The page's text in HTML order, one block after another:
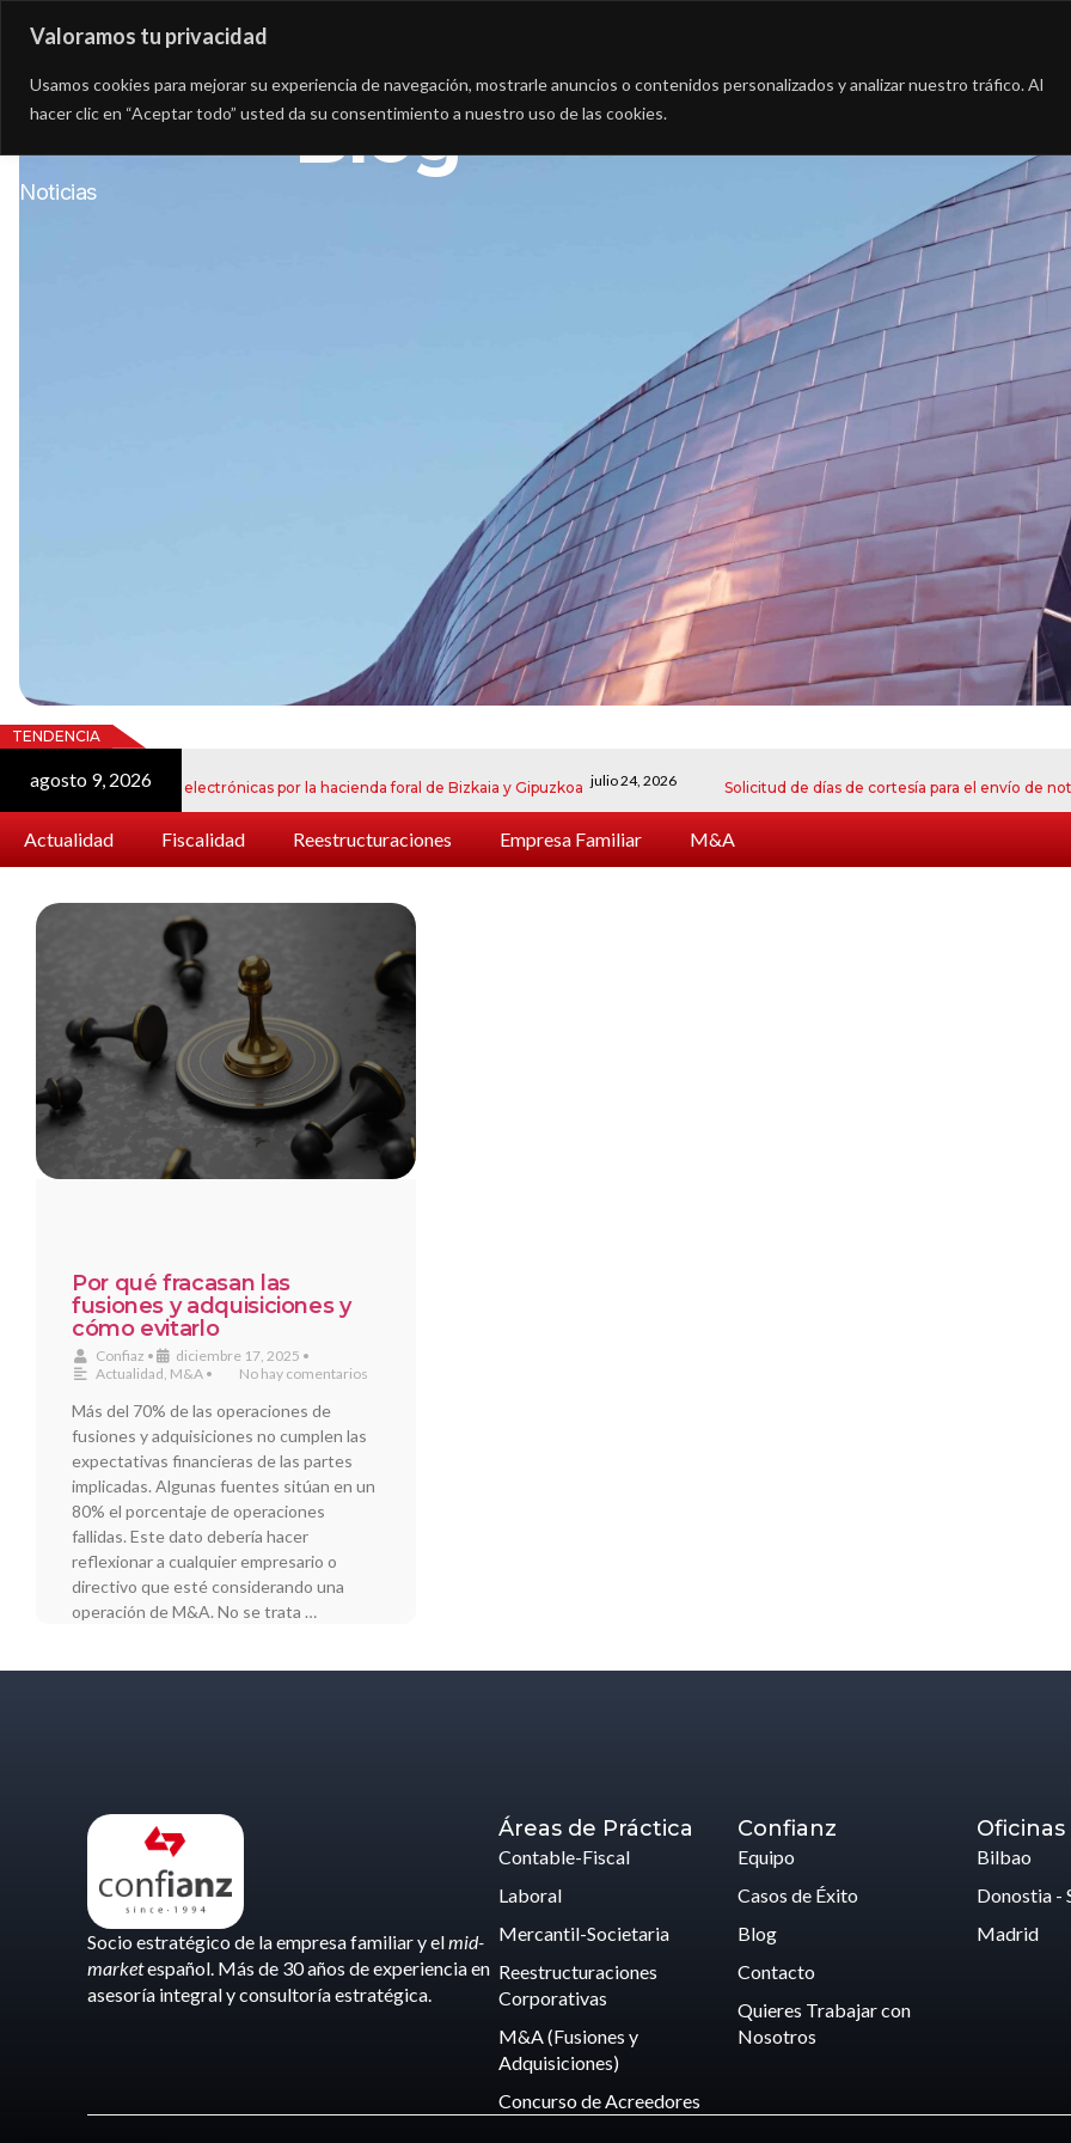
Valoramos tu privacidad
Usamos cookies para mejorar su experiencia de navegación, mostrarle anuncios o contenidos personalizados y analizar nuestro tráfico. Al
hacer clic en “Aceptar todo” usted da su consentimiento a nuestro uso de las cookies.
Blog
Noticias
TENDENCIA
agosto 9, 2026
notificaciones electrónicas por la hacienda foral de Bizkaia y Gipuzkoa julio 24, 2026 Solicitud de días de cortesía para el envío de
Actualidad Fiscalidad Reestructuraciones Empresa Familiar M&A
Por qué fracasan las
fusiones y adquisiciones y
cómo evitarlo
Confiaz • diciembre 17, 2025 •
Actualidad M&A • No hay comentarios
Más del 70% de las operaciones de
fusiones y adquisiciones no cumplen las
expectativas financieras de las partes
implicadas. Algunas fuentes sitúan en un
80% el porcentaje de operaciones
fallidas. Este dato debería hacer
reflexionar a cualquier empresario o
directivo que esté considerando una
operación de M&A. No se trata …
Socio estratégico de la empresa familiar y elmid-
marketespañol. Más de 30 años de experiencia en
asesoría integral y consultoría estratégica.
Áreas de Práctica
Contable-Fiscal
Laboral
Mercantil-Societaria
Reestructuraciones
Corporativas
M&A (Fusiones y
Adquisiciones)
Concurso de Acreedores
Confianz
Equipo
Casos de Éxito
Blog
Contacto
Quieres Trabajar con
Nosotros
Oficinas
Bilbao
Donostia -
Madrid